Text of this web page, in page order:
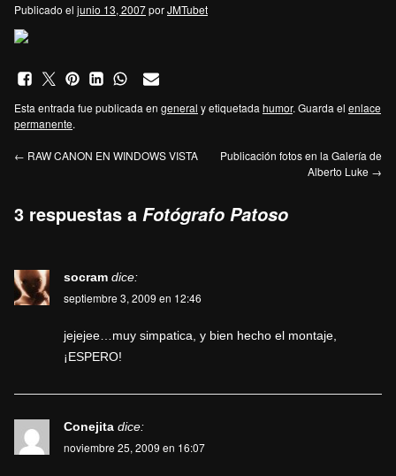
Publicado el junio 13, 2007porJMTubet
Esta entrada fue publicada en general y etiquetada humor. Guarda el enlace
permanente.
← RAW CANON EN WINDOWS VISTA
Publicación fotos en la Galería de
Alberto Luke →
3 respuestas a Fotógrafo Patoso
socram dice:
septiembre 3, 2009 en 12:46
jejejee…muy simpatica, y bien hecho el montaje,
¡ESPERO!
Conejita dice:
noviembre 25, 2009 en 16:07